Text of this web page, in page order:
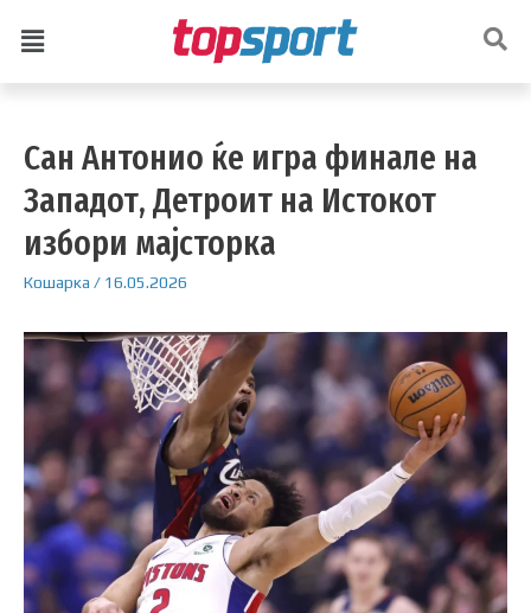
Сан Антонио ќе игра финале на
Западот, Детроит на Истокот
избори мајсторка
Кошарка / 16.05.2026